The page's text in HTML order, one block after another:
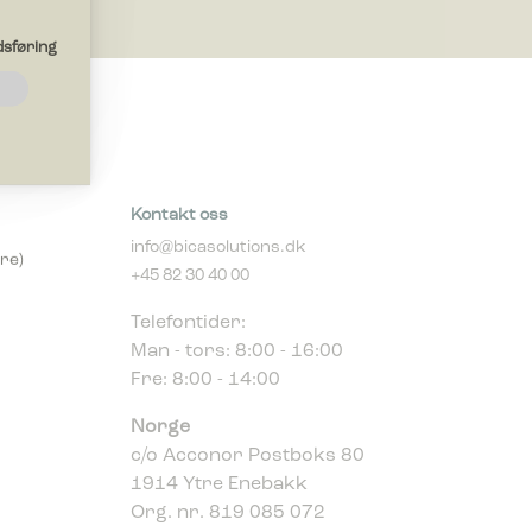
deg i.
+45 82 30 40 00
Man - tors: 8:00 - 16:00
Fre: 8:00 - 14:00
c/o Acconor Postboks 80
1914 Ytre Enebakk
Org. nr. 819 085 072